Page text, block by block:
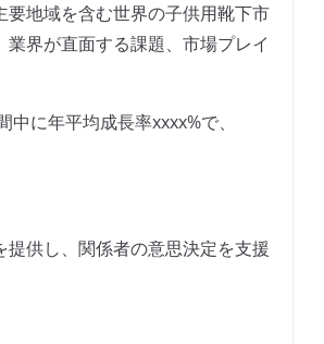
地域を含む世界の子供用靴下市
界が直面する課題、市場プレイ
に年平均成長率xxxx%で、
供し、関係者の意思決定を支援